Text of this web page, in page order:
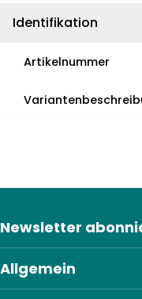
Identifikation
Artikelnummer
Allgemein
Newsletter